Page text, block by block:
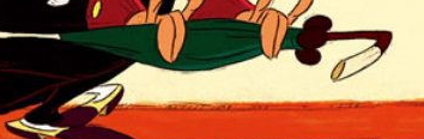
Faire un don